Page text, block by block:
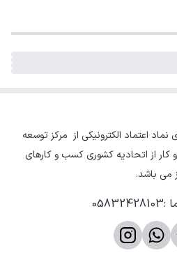
می باشد.
:
05832428103